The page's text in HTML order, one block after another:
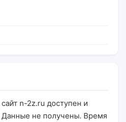
n-2z.ru доступен и
Данные не получены. Время